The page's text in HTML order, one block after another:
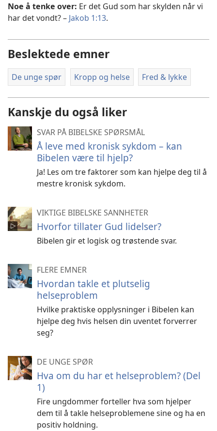
Noe å tenke over: Er det Gud som har skylden når vi
har det vondt? – Jakob 1:13.
Beslektede emner
De unge spør Kropp og helse Fred & lykke
Kanskje du også liker
SVAR PÅ BIBELSKE SPØRSMÅL
Å leve med kronisk sykdom – kan
Bibelen være til hjelp?
Ja! Les om tre faktorer som kan hjelpe deg til å
mestre kronisk sykdom.
VIKTIGE BIBELSKE SANNHETER
Hvorfor tillater Gud lidelser?
Bibelen gir et logisk og trøstende svar.
FLERE EMNER
Hvordan takle et plutselig
helseproblem
Hvilke praktiske opplysninger i Bibelen kan
hjelpe deg hvis helsen din uventet forverrer
seg?
DE UNGE SPØR
Hva om du har et helseproblem? (Del
1)
Fire ungdommer forteller hva som hjelper
dem til å takle helseproblemene sine og ha en
positiv holdning.